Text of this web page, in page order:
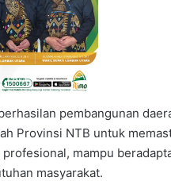
pembangunan
Provinsi NTB untuk
mampu
masyarakat.